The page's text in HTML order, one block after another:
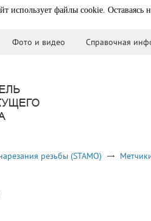
использует файлы cookie. Оставаясь
Фото и видео Справочная
резьбы (STAMO)